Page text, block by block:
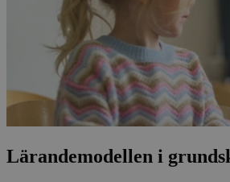
Lärandemodellen i grundskolan​​​​‌